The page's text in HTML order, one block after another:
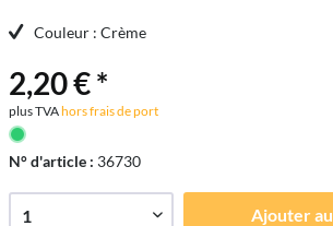
Couleur : Crème
2,20 € *
plus TVAhors frais de port
N° d'article : 36730
Ajouter au